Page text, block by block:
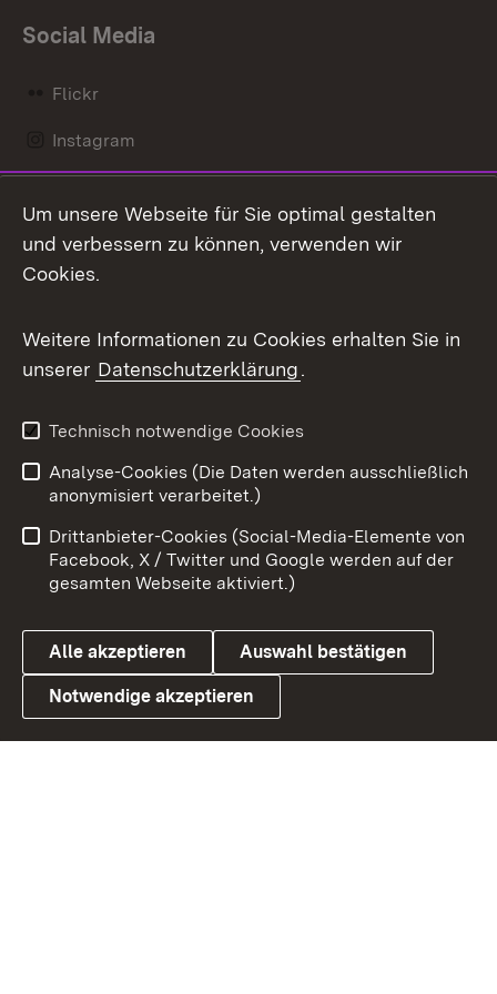
Social Media
Flickr
Instagram
Mastodon
Messenger
Social Wall
X / Twitter
Youtube
Link zum Landesportal
Benutzungshinweise
Barrierefreiheit
Datenschutz
Cookies
Um unsere Webseite für Sie optimal gestalten
und verbessern zu können, verwenden wir
Cookies.
Weitere Informationen zu Cookies erhalten Sie in
unserer Datenschutzerklärung.
Technisch notwendige Cookies
Analyse-Cookies (Die Daten werden ausschließlich
anonymisiert verarbeitet.)
Drittanbieter-Cookies (Social-Media-Elemente von
Facebook, X / Twitter und Google werden auf der
gesamten Webseite aktiviert.)
Alle akzeptieren Auswahl bestätigen
Notwendige akzeptieren